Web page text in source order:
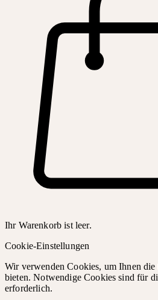
Ihr Warenkorb ist leer.
Cookie-Einstellungen
Wir verwenden Cookies, um Ihnen
bieten. Notwendige Cookies sind für
erforderlich.